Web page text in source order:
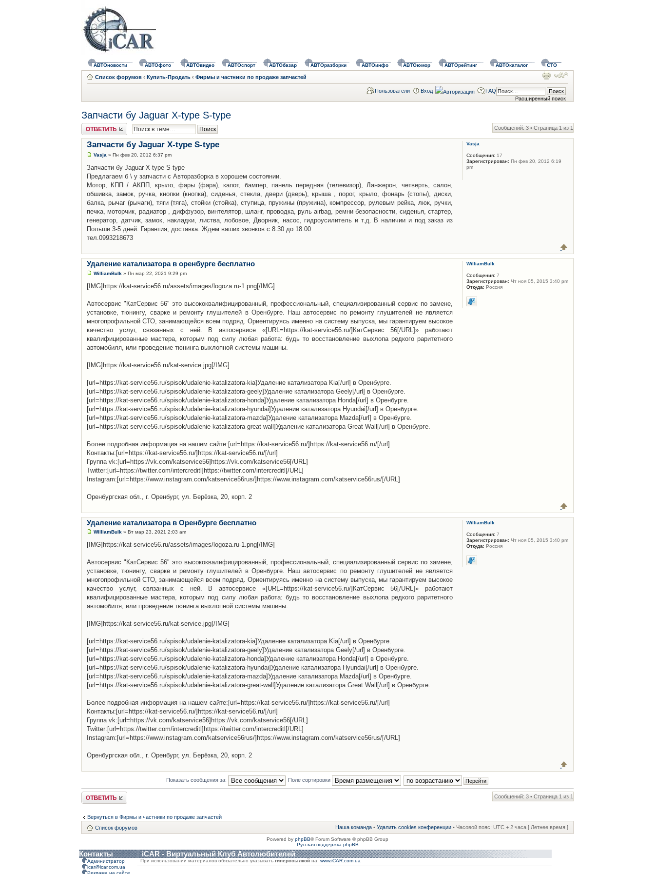
АВТОновости АВТОфото АВТОвидео АВТОспорт АВТОбазар АВТОразборки АВТОинфо АВТОюмор АВТОрейтинг АВТОкаталог СТО
Список форумов ‹ Купить-Продать ‹ Фирмы и частники по продаже запчастей
Расширенный поиск
Пользователи Вход FAQ
Запчасти бу Jaguar X-type S-type
Ответить Сообщений: 3 • Страница 1 из 1
Запчасти бу Jaguar X-type S-type
Vasja » Пн фев 20, 2012 6:37 pm
Запчасти бу Jaguar X-type S-type
Предлагаем б \ у запчасти с Авторазборка в хорошем состоянии.
Мотор, КПП / АКПП, крыло, фары (фара), капот, бампер, панель передняя (телевизор), Ланжерон, четверть, салон,
обшивка, замок, ручка, кнопки (кнопка), сиденья, стекла, двери (дверь), крыша , порог, крыло, фонарь (стопы), диски,
балка, рычаг (рычаги), тяги (тяга), стойки (стойка), ступица, пружины (пружина), компрессор, рулевым рейка, люк, ручки,
печка, моторчик, радиатор , диффузор, винтелятор, шланг, проводка, руль airbag, ремни безопасности, сиденья, стартер,
генератор, датчик, замок, накладки, листва, лобовое, Дворник, насос, гидроусилитель и т.д. В наличии и под заказ из
Польши 3-5 дней. Гарантия, доставка. Ждем ваших звонков с 8:30 до 18:00
тел.0993218673
Vasja
Сообщения: 17
Зарегистрирован: Пн фев 20, 2012 6:19
pm
Удаление катализатора в оренбурге бесплатно
WilliamBulk » Пн мар 22, 2021 9:29 pm
[IMG]https://kat-service56.ru/assets/images/logoza.ru-1.png[/IMG]
Автосервис "КатСервис 56" это высококвалифицированный, профессиональный, специализированный сервис по замене,
установке, тюнингу, сварке и ремонту глушителей в Оренбурге. Наш автосервис по ремонту глушителей не является
многопрофильной СТО, занимающейся всем подряд. Ориентируясь именно на систему выпуска, мы гарантируем высокое
качество услуг, связанных с ней. В автосервисе «[URL=https://kat-service56.ru/]КатСервис 56[/URL]» работают
квалифицированные мастера, которым под силу любая работа: будь то восстановление выхлопа редкого раритетного
автомобиля, или проведение тюнинга выхлопной системы машины.
[IMG]https://kat-service56.ru/kat-service.jpg[/IMG]
[url=https://kat-service56.ru/spisok/udalenie-katalizatora-kia]Удаление катализатора Kia[/url] в Оренбурге.
[url=https://kat-service56.ru/spisok/udalenie-katalizatora-geely]Удаление катализатора Geely[/url] в Оренбурге.
[url=https://kat-service56.ru/spisok/udalenie-katalizatora-honda]Удаление катализатора Honda[/url] в Оренбурге.
[url=https://kat-service56.ru/spisok/udalenie-katalizatora-hyundai]Удаление катализатора Hyundai[/url] в Оренбурге.
[url=https://kat-service56.ru/spisok/udalenie-katalizatora-mazda]Удаление катализатора Mazda[/url] в Оренбурге.
[url=https://kat-service56.ru/spisok/udalenie-katalizatora-great-wall]Удаление катализатора Great Wall[/url] в Оренбурге.
Более подробная информация на нашем сайте:[url=https://kat-service56.ru/]https://kat-service56.ru/[/url]
Контакты:[url=https://kat-service56.ru/]https://kat-service56.ru/[/url]
Группа vk:[url=https://vk.com/katservice56]https://vk.com/katservice56[/URL]
Twitter:[url=https://twitter.com/intercreditl]https://twitter.com/intercreditl[/URL]
Instagram:[url=https://www.instagram.com/katservice56rus/]https://www.instagram.com/katservice56rus/[/URL]
Оренбургская обл., г. Оренбург, ул. Берёзка, 20, корп. 2
WilliamBulk
Сообщения: 7
Зарегистрирован: Чт ноя 05, 2015 3:40 pm
Откуда: Россия
Удаление катализатора в Оренбурге бесплатно
WilliamBulk » Вт мар 23, 2021 2:03 am
[IMG]https://kat-service56.ru/assets/images/logoza.ru-1.png[/IMG]
Автосервис "КатСервис 56" это высококвалифицированный, профессиональный, специализированный сервис по замене,
установке, тюнингу, сварке и ремонту глушителей в Оренбурге. Наш автосервис по ремонту глушителей не является
многопрофильной СТО, занимающейся всем подряд. Ориентируясь именно на систему выпуска, мы гарантируем высокое
качество услуг, связанных с ней. В автосервисе «[URL=https://kat-service56.ru/]КатСервис 56[/URL]» работают
квалифицированные мастера, которым под силу любая работа: будь то восстановление выхлопа редкого раритетного
автомобиля, или проведение тюнинга выхлопной системы машины.
[IMG]https://kat-service56.ru/kat-service.jpg[/IMG]
[url=https://kat-service56.ru/spisok/udalenie-katalizatora-kia]Удаление катализатора Kia[/url] в Оренбурге.
[url=https://kat-service56.ru/spisok/udalenie-katalizatora-geely]Удаление катализатора Geely[/url] в Оренбурге.
[url=https://kat-service56.ru/spisok/udalenie-katalizatora-honda]Удаление катализатора Honda[/url] в Оренбурге.
[url=https://kat-service56.ru/spisok/udalenie-katalizatora-hyundai]Удаление катализатора Hyundai[/url] в Оренбурге.
[url=https://kat-service56.ru/spisok/udalenie-katalizatora-mazda]Удаление катализатора Mazda[/url] в Оренбурге.
[url=https://kat-service56.ru/spisok/udalenie-katalizatora-great-wall]Удаление катализатора Great Wall[/url] в Оренбурге.
Более подробная информация на нашем сайте:[url=https://kat-service56.ru/]https://kat-service56.ru/[/url]
Контакты:[url=https://kat-service56.ru/]https://kat-service56.ru/[/url]
Группа vk:[url=https://vk.com/katservice56]https://vk.com/katservice56[/URL]
Twitter:[url=https://twitter.com/intercreditl]https://twitter.com/intercreditl[/URL]
Instagram:[url=https://www.instagram.com/katservice56rus/]https://www.instagram.com/katservice56rus/[/URL]
Оренбургская обл., г. Оренбург, ул. Берёзка, 20, корп. 2
WilliamBulk
Сообщения: 7
Зарегистрирован: Чт ноя 05, 2015 3:40 pm
Откуда: Россия
Показать сообщения за: Поле сортировки
Ответить Сообщений: 3 • Страница 1 из 1
Вернуться в Фирмы и частники по продаже запчастей
Список форумов
Наша команда • Удалить cookies конференции • Часовой пояс: UTC + 2 часа [ Летнее время ]
Powered by phpBB® Forum Software © phpBB Group
Русская поддержка phpBB
Контакты iCAR - Виртуальный Клуб Автолюбителей
Администратор
icar@icar.com.ua
Реклама на сайте
При использовании материалов обязательно указывать гиперссылкой на: www.iCAR.com.ua